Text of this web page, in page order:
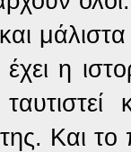
μάλιστα
η
της.